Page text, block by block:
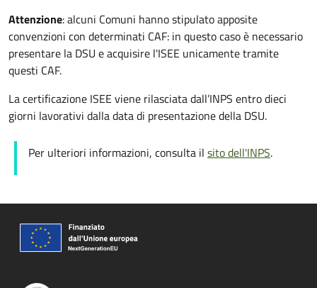
Attenzione: alcuni Comuni hanno stipulato apposite
convenzioni con determinati CAF: in questo caso è necessario
presentare la DSU e acquisire l'ISEE unicamente tramite
questi CAF.
La certificazione ISEE viene rilasciata dall’INPS entro dieci
giorni lavorativi dalla data di presentazione della DSU.
Per ulteriori informazioni, consulta il sito dell'INPS.